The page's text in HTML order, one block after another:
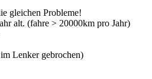
gleichen Probleme!
alt. (fahre > 20000km pro Jahr)
Lenker gebrochen)